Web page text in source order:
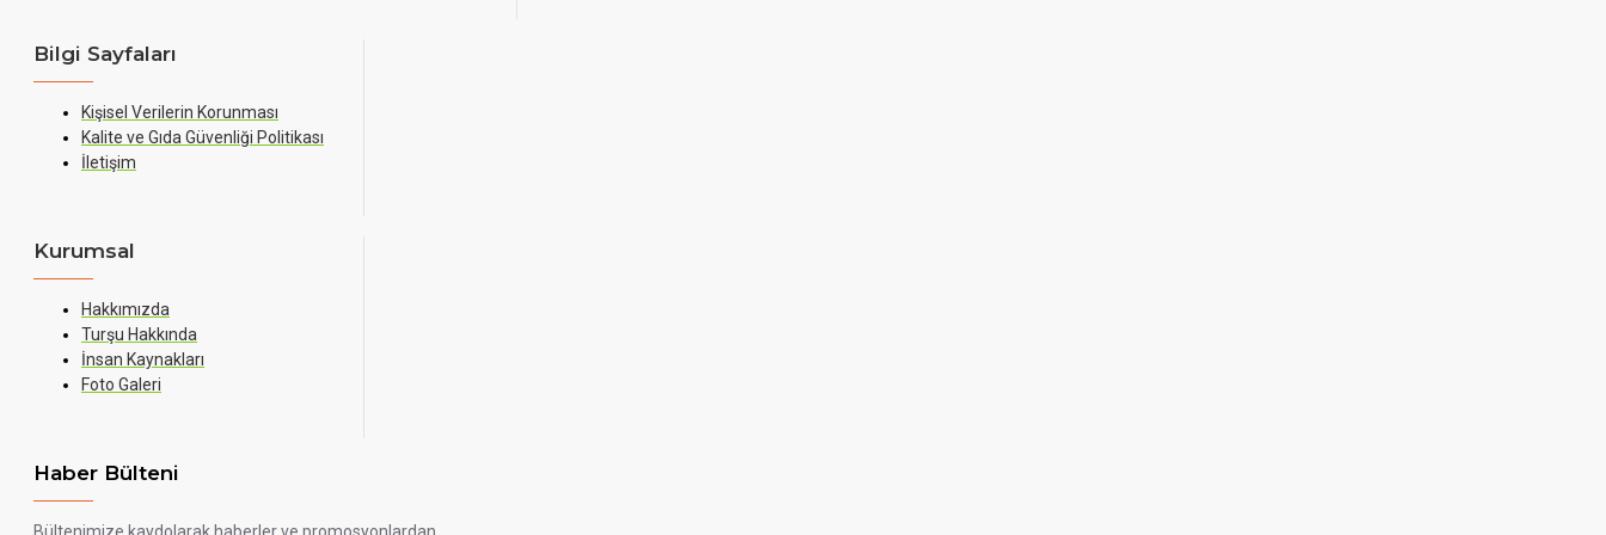
Bilgi Sayfaları
Kişisel Verilerin Korunması
Kalite ve Gıda Güvenliği Politikası
İletişim
Kurumsal
Hakkımızda
Turşu Hakkında
İnsan Kaynakları
Foto Galeri
Haber Bülteni